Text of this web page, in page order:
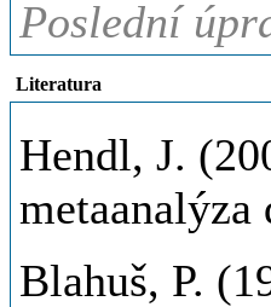
Poslední
Literatura
Hendl, J.
metaanalýza
Blahuš, P.